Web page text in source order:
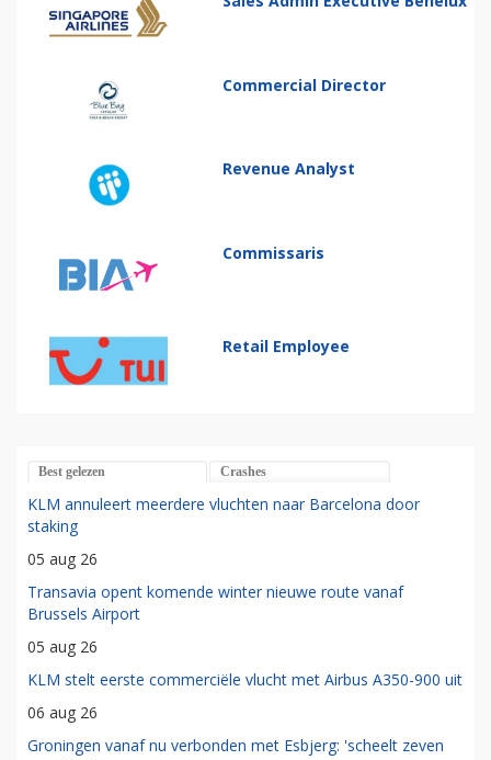
Commercial Director
Revenue Analyst
Commissaris
Retail Employee
Best gelezen Crashes
KLM annuleert meerdere vluchten naar Barcelona door
staking
05 aug 26
Transavia opent komende winter nieuwe route vanaf
Brussels Airport
05 aug 26
KLM stelt eerste commerciële vlucht met Airbus A350-900 uit
06 aug 26
Groningen vanaf nu verbonden met Esbjerg: 'scheelt zeven